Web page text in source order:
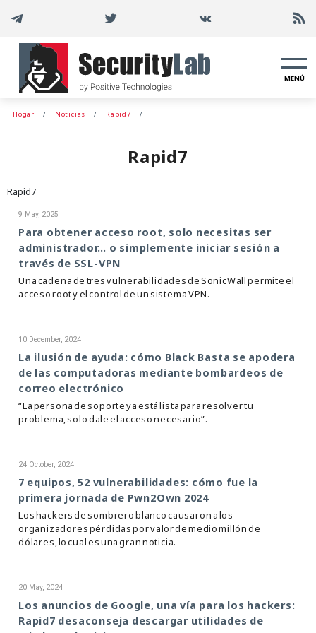
MENÚ
Hogar Noticias Rapid7
Rapid7
Rapid7
9 May, 2025
Para obtener acceso root, solo necesitas ser
administrador… o simplemente iniciar sesión a
través de SSL-VPN
Una cadena de tres vulnerabilidades de SonicWall permite el
acceso root y el control de un sistema VPN.
10 December, 2024
La ilusión de ayuda: cómo Black Basta se apodera
de las computadoras mediante bombardeos de
correo electrónico
“La persona de soporte ya está lista para resolver tu
problema, solo dale el acceso necesario”.
24 October, 2024
7 equipos, 52 vulnerabilidades: cómo fue la
primera jornada de Pwn2Own 2024
Los hackers de sombrero blanco causaron a los
organizadores pérdidas por valor de medio millón de
dólares, lo cual es una gran noticia.
20 May, 2024
Los anuncios de Google, una vía para los hackers:
Rapid7 desaconseja descargar utilidades de